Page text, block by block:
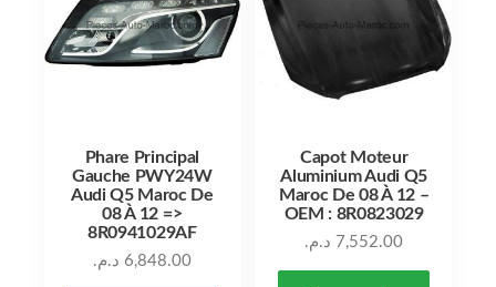
Phare Principal
Gauche PWY24W
Audi Q5 Maroc De
08 À 12 =>
8R0941029AF
6,848.00 د.م.
Capot Moteur
Aluminium Audi Q5
Maroc De 08 À 12 –
OEM : 8R0823029
7,552.00 د.م.